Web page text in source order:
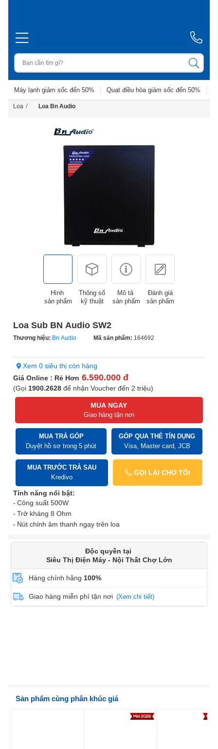
Máy lạnh giảm sốc đến 50% Quạt điều hòa giảm sốc đến 50%
Loa / Loa Bn Audio
Hình
sản phẩm
Thông số
kỹ thuật
Mô tả
sản phẩm
Đánh giá
sản phẩm
Loa Sub BN Audio SW2
Thương hiệu: Bn Audio Mã sản phẩm: 164692
Xem 0 siêu thị còn hàng
Giá Online : Rẻ Hơn 6.590.000 đ
(Gọi 1900.2628 để nhận Voucher đến 2 triệu)
MUA NGAY
Giao hàng tận nơi
MUA TRẢ GÓP
Duyệt hồ sơ trong 5 phút
GÓP QUA THẺ TÍN DỤNG
Visa, Master card, JCB
MUA TRƯỚC TRẢ SAU
Kredivo
GỌI LẠI CHO TÔI
Tính năng nổi bật:
Công suất 500W
Trở kháng 8 Ohm
Nút chỉnh âm thanh ngay trên loa
Độc quyền tại
Siêu Thị Điện Máy - Nội Thất Chợ Lớn
Hàng chính hãng 100%
Giao hàng miễn phí tận nơi (Xem chi tiết)
Sản phẩm cùng phân khúc giá
New
New